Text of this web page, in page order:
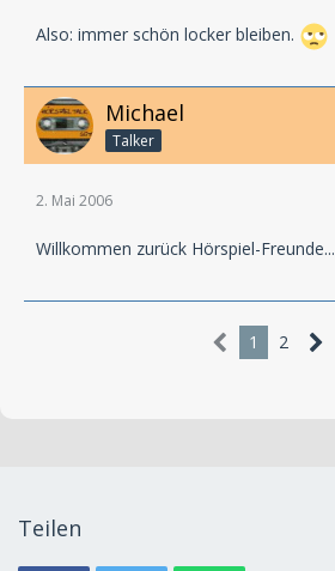
Also: immer schön locker bleiben.
Michael
Talker
2. Mai 2006
Willkommen zurück Hörspiel-Freunde...
1 2
Teilen